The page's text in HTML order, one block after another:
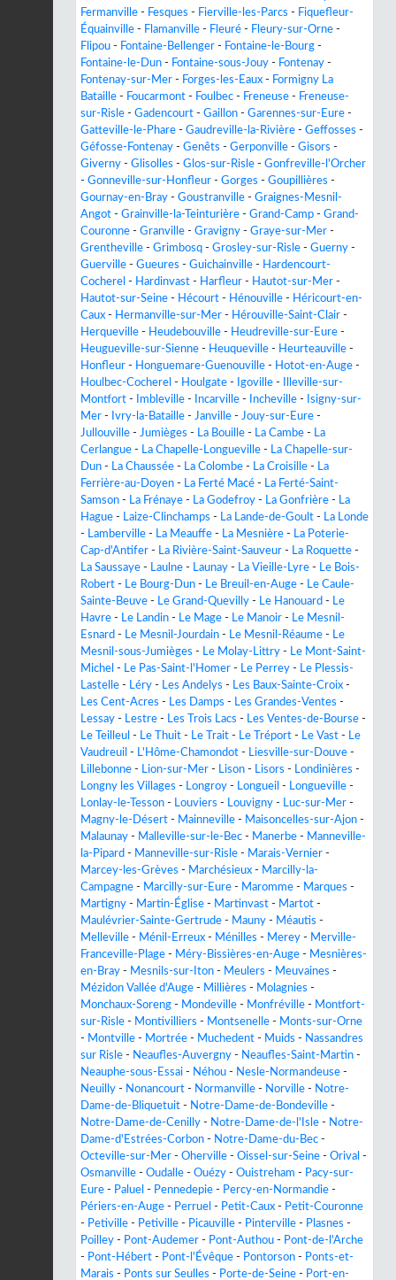
Fermanville - Fesques - Fierville-les-Parcs - Fiquefleur-
Équainville - Flamanville - Fleuré - Fleury-sur-Orne -
Flipou - Fontaine-Bellenger - Fontaine-le-Bourg -
Fontaine-le-Dun - Fontaine-sous-Jouy - Fontenay -
Fontenay-sur-Mer - Forges-les-Eaux - Formigny La
Bataille - Foucarmont - Foulbec - Freneuse - Freneuse-
sur-Risle - Gadencourt - Gaillon - Garennes-sur-Eure -
Gatteville-le-Phare - Gaudreville-la-Rivière - Geffosses -
Géfosse-Fontenay - Genêts - Gerponville - Gisors -
Giverny - Glisolles - Glos-sur-Risle - Gonfreville-l'Orcher
- Gonneville-sur-Honfleur - Gorges - Goupillières -
Gournay-en-Bray - Goustranville - Graignes-Mesnil-
Angot - Grainville-la-Teinturière - Grand-Camp - Grand-
Couronne - Granville - Gravigny - Graye-sur-Mer -
Grentheville - Grimbosq - Grosley-sur-Risle - Guerny -
Guerville - Gueures - Guichainville - Hardencourt-
Cocherel - Hardinvast - Harfleur - Hautot-sur-Mer -
Hautot-sur-Seine - Hécourt - Hénouville - Héricourt-en-
Caux - Hermanville-sur-Mer - Hérouville-Saint-Clair -
Herqueville - Heudebouville - Heudreville-sur-Eure -
Heugueville-sur-Sienne - Heuqueville - Heurteauville -
Honfleur - Honguemare-Guenouville - Hotot-en-Auge -
Houlbec-Cocherel - Houlgate - Igoville -
Illeville-sur-
Montfort - Imbleville - Incarville - Incheville -
Isigny-sur-
Mer - Ivry-la-Bataille - Janville - Jouy-sur-Eure -
Jullouville - Jumièges - La Bouille - La Cambe - La
Cerlangue - La Chapelle-Longueville - La Chapelle-sur-
Dun - La Chaussée - La Colombe - La Croisille - La
Ferrière-au-Doyen - La Ferté Macé - La Ferté-Saint-
Samson - La Frénaye - La Godefroy - La Gonfrière - La
Hague - Laize-Clinchamps - La Lande-de-Goult - La Londe
- Lamberville - La Meauffe - La Mesnière - La Poterie-
Cap-d'Antifer - La Rivière-Saint-Sauveur - La Roquette -
La Saussaye - Laulne - Launay - La Vieille-Lyre - Le Bois-
Robert - Le Bourg-Dun - Le Breuil-en-Auge - Le Caule-
Sainte-Beuve - Le Grand-Quevilly - Le Hanouard - Le
Havre - Le Landin - Le Mage - Le Manoir - Le Mesnil-
Esnard - Le Mesnil-Jourdain - Le Mesnil-Réaume - Le
Mesnil-sous-Jumièges - Le Molay-Littry - Le Mont-Saint-
Michel - Le Pas-Saint-l'Homer - Le Perrey - Le Plessis-
Lastelle - Léry - Les Andelys - Les Baux-Sainte-Croix -
Les Cent-Acres - Les Damps - Les Grandes-Ventes -
Lessay - Lestre - Les Trois Lacs - Les Ventes-de-Bourse -
Le Teilleul - Le Thuit - Le Trait - Le Tréport - Le Vast - Le
Vaudreuil - L'Hôme-Chamondot - Liesville-sur-Douve -
Lillebonne - Lion-sur-Mer - Lison - Lisors - Londinières -
Longny les Villages - Longroy - Longueil - Longueville -
Lonlay-le-Tesson - Louviers - Louvigny - Luc-sur-Mer -
Magny-le-Désert - Mainneville - Maisoncelles-sur-Ajon -
Malaunay - Malleville-sur-le-Bec - Manerbe - Manneville-
la-Pipard - Manneville-sur-Risle - Marais-Vernier -
Marcey-les-Grèves - Marchésieux - Marcilly-la-
Campagne - Marcilly-sur-Eure - Maromme - Marques -
Martigny - Martin-Église - Martinvast - Martot -
Maulévrier-Sainte-Gertrude - Mauny - Méautis -
Melleville - Ménil-Erreux - Ménilles - Merey - Merville-
Franceville-Plage - Méry-Bissières-en-Auge - Mesnières-
en-Bray - Mesnils-sur-Iton - Meulers - Meuvaines -
Mézidon Vallée d'Auge - Millières - Molagnies -
Monchaux-Soreng - Mondeville - Monfréville - Montfort-
sur-Risle - Montivilliers - Montsenelle - Monts-sur-Orne
- Montville - Mortrée - Muchedent - Muids - Nassandres
sur Risle - Neaufles-Auvergny - Neaufles-Saint-Martin -
Neauphe-sous-Essai - Néhou - Nesle-Normandeuse -
Neuilly - Nonancourt - Normanville - Norville - Notre-
Dame-de-Bliquetuit - Notre-Dame-de-Bondeville -
Notre-Dame-de-Cenilly - Notre-Dame-de-l'Isle - Notre-
Dame-d'Estrées-Corbon - Notre-Dame-du-Bec -
Octeville-sur-Mer - Oherville - Oissel-sur-Seine - Orival -
Osmanville - Oudalle - Ouézy - Ouistreham - Pacy-sur-
Eure - Paluel - Pennedepie - Percy-en-Normandie -
Périers-en-Auge - Perruel - Petit-Caux - Petit-Couronne
- Petiville - Petiville - Picauville - Pinterville - Plasnes -
Poilley - Pont-Audemer - Pont-Authou - Pont-de-l'Arche
- Pont-Hébert - Pont-l'Évêque - Pontorson - Ponts-et-
Marais - Ponts sur Seulles - Porte-de-Seine - Port-en-